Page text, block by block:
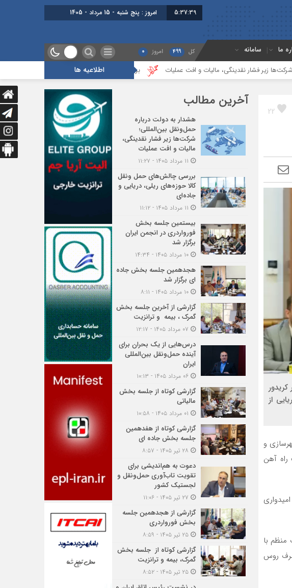
5:37:39 برابر با : Thur
ما سامانه کل 499 امروز 0
اطلاعیه ها نقدینگی، مالیات و افت عملیات بررسی چالش‌های حمل ونقل کالا حوزه‌های ریلی، دریایی و جاده‌ای
22
تن بار در مسیر کریدور
از
و
راه آهن
با
که امروز در اختیار طرف روس
آخرین مطالب
هشدار به دولت درباره
حمل‌ونقل بین‌المللی؛
شرکت‌ها زیر فشار نقدینگی،
مالیات و افت عملیات
بررسی چالش‌های حمل ونقل
کالا حوزه‌های ریلی، دریایی و
جاده‌ای
بیستمین جلسه بخش
فورواردری در انجمن ایران
برگزار شد
۱۰ مرداد ۱۴۰۵ - ۱۴:۳۴
هجدهمین جلسه بخش جاده
ای برگزار شد
۱۰ مرداد ۱۴۰۵ - ۸:۱۱
گزارشی از آخرین جلسه بخش
گمرک ، بیمه و ترانزیت
درس‌هایی از یک بحران برای
آینده حمل‌ونقل بین‌المللی
ایران
گزارشی کوتاه از جلسه بخش
مالیاتی
گزارشی کوتاه از هفدهمین
جلسه بخش جاده ای
دعوت به هم‌اندیشی برای
تقویت تاب‌آوری حمل‌ونقل و
لجستیک کشور
گزارشی از هجدهمین جلسه
بخش فورواردری
۲۵ تیر ۱۴۰۵ - ۸:۵۹
گزارشی کوتاه از جلسه بخش
گمرک، بیمه و ترانزیت
۲۵ تیر ۱۴۰۵ - ۸:۵۲